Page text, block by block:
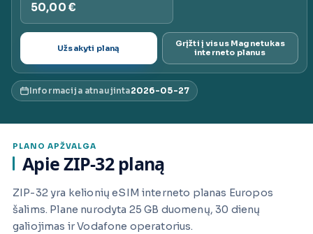
VisiPlan
ai.lt
50,00 €
Užsakyti planą
Grįžti į visus Magnetukas
interneto planus
Informacija atnaujinta2026-05-27
PLANO APŽVALGA
Apie ZIP-32 planą
ZIP-32 yra kelionių eSIM interneto planas Europos
šalims. Plane nurodyta 25 GB duomenų, 30 dienų
galiojimas ir Vodafone operatorius.